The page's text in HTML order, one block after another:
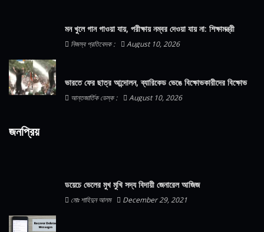
মন খুলে গান গাওয়া যায়, পরীক্ষায় নম্বর দেওয়া যায় না: শিক্ষামন্ত্রী
নিজস্ব প্রতিবেদক : August 10, 2026
ভারতে ফের ছাত্র আন্দোলন, ব্যারিকেড ভেঙে বিক্ষোভকারীদের বিক্ষোভ
আন্তজার্তিক ডেস্ক : August 10, 2026
জনপ্রিয়
ডয়েচে ভেলের মুখ মুখি সদ্য বিদায়ী জেনারেল আজিজ
মোঃ শাহিদুন আলম December 29, 2021